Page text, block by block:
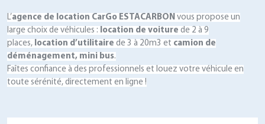
L’agence de location CarGo ESTACARBON vous propose un
large choix de véhicules : location de voiture de 2 à 9
places, location d’utilitaire de 3 à 20m3 et camion de
déménagement, mini bus.
Faîtes confiance à des professionnels et louez votre véhicule en
toute sérénité, directement en ligne !